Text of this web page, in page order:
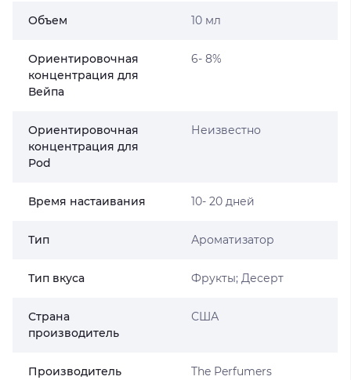
Объем 10 мл
Ориентировочная
концентрация для
Вейпа
6- 8%
Ориентировочная
концентрация для
Pod
Неизвестно
Время настаивания 10- 20 дней
Тип Ароматизатор
Тип вкуса Фрукты; Десерт
Страна
производитель
США
Производитель
The Perfumers